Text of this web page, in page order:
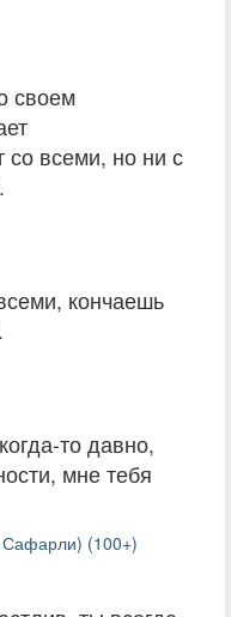
своем
со всеми, но ни с
кончаешь
то давно,
мне тебя
(100+)